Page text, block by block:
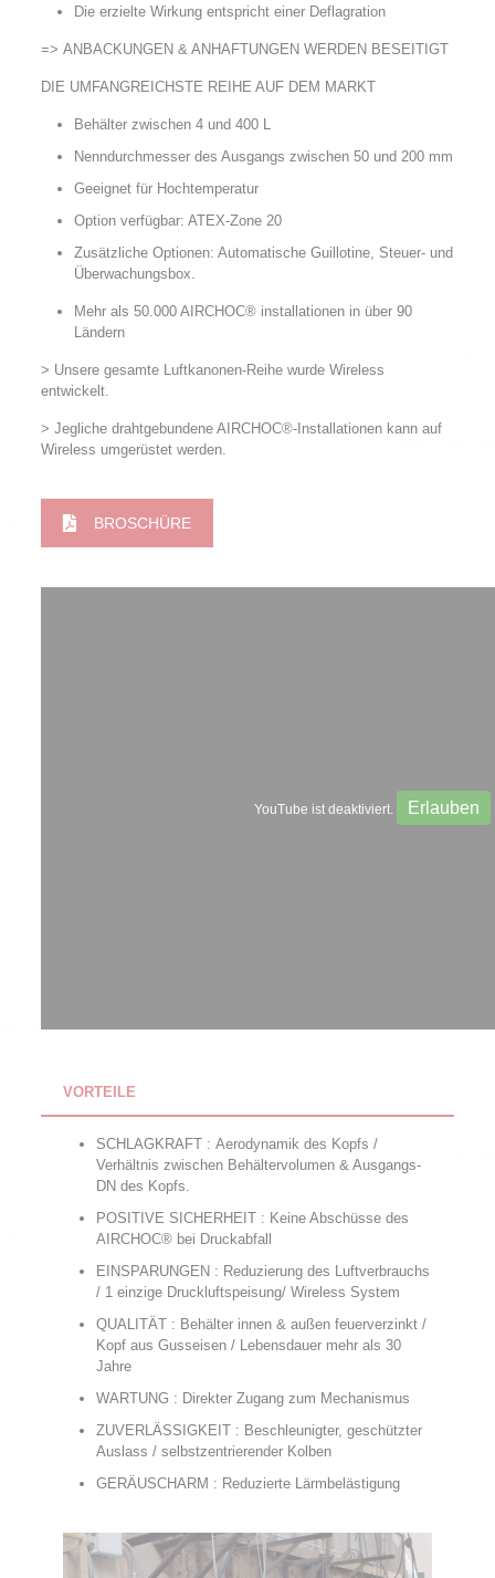
Die erzielte Wirkung entspricht einer Deflagration
=> ANBACKUNGEN & ANHAFTUNGEN WERDEN BESEITIGT
DIE UMFANGREICHSTE REIHE AUF DEM MARKT
Behälter zwischen 4 und 400 L
Nenndurchmesser des Ausgangs zwischen 50 und 200 mm
Geeignet für Hochtemperatur
Option verfügbar: ATEX-Zone 20
Zusätzliche Optionen: Automatische Guillotine, Steuer- und
Überwachungsbox.
Mehr als 50.000 AIRCHOC® installationen in über 90
Ländern
> Unsere gesamte Luftkanonen-Reihe wurde Wireless
entwickelt.
> Jegliche drahtgebundene AIRCHOC®-Installationen kann auf
Wireless umgerüstet werden.
BROSCHÜRE
YouTube ist deaktiviert. Erlauben
VORTEILE
SCHLAGKRAFT : Aerodynamik des Kopfs /
Verhältnis zwischen Behältervolumen & Ausgangs-
DN des Kopfs.
POSITIVE SICHERHEIT : Keine Abschüsse des
AIRCHOC® bei Druckabfall
EINSPARUNGEN : Reduzierung des Luftverbrauchs
/ 1 einzige Druckluftspeisung/ Wireless System
QUALITÄT : Behälter innen & außen feuerverzinkt /
Kopf aus Gusseisen / Lebensdauer mehr als 30
Jahre
WARTUNG : Direkter Zugang zum Mechanismus
ZUVERLÄSSIGKEIT : Beschleunigter, geschützter
Auslass / selbstzentrierender Kolben
GERÄUSCHARM : Reduzierte Lärmbelästigung